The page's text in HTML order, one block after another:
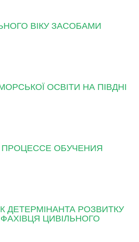
ВІКУ ЗАСОБАМИ
ОСВІТИ НА ПІВДНІ
ОБУЧЕНИЯ
РОЗВИТКУ
ЦИВІЛЬНОГО